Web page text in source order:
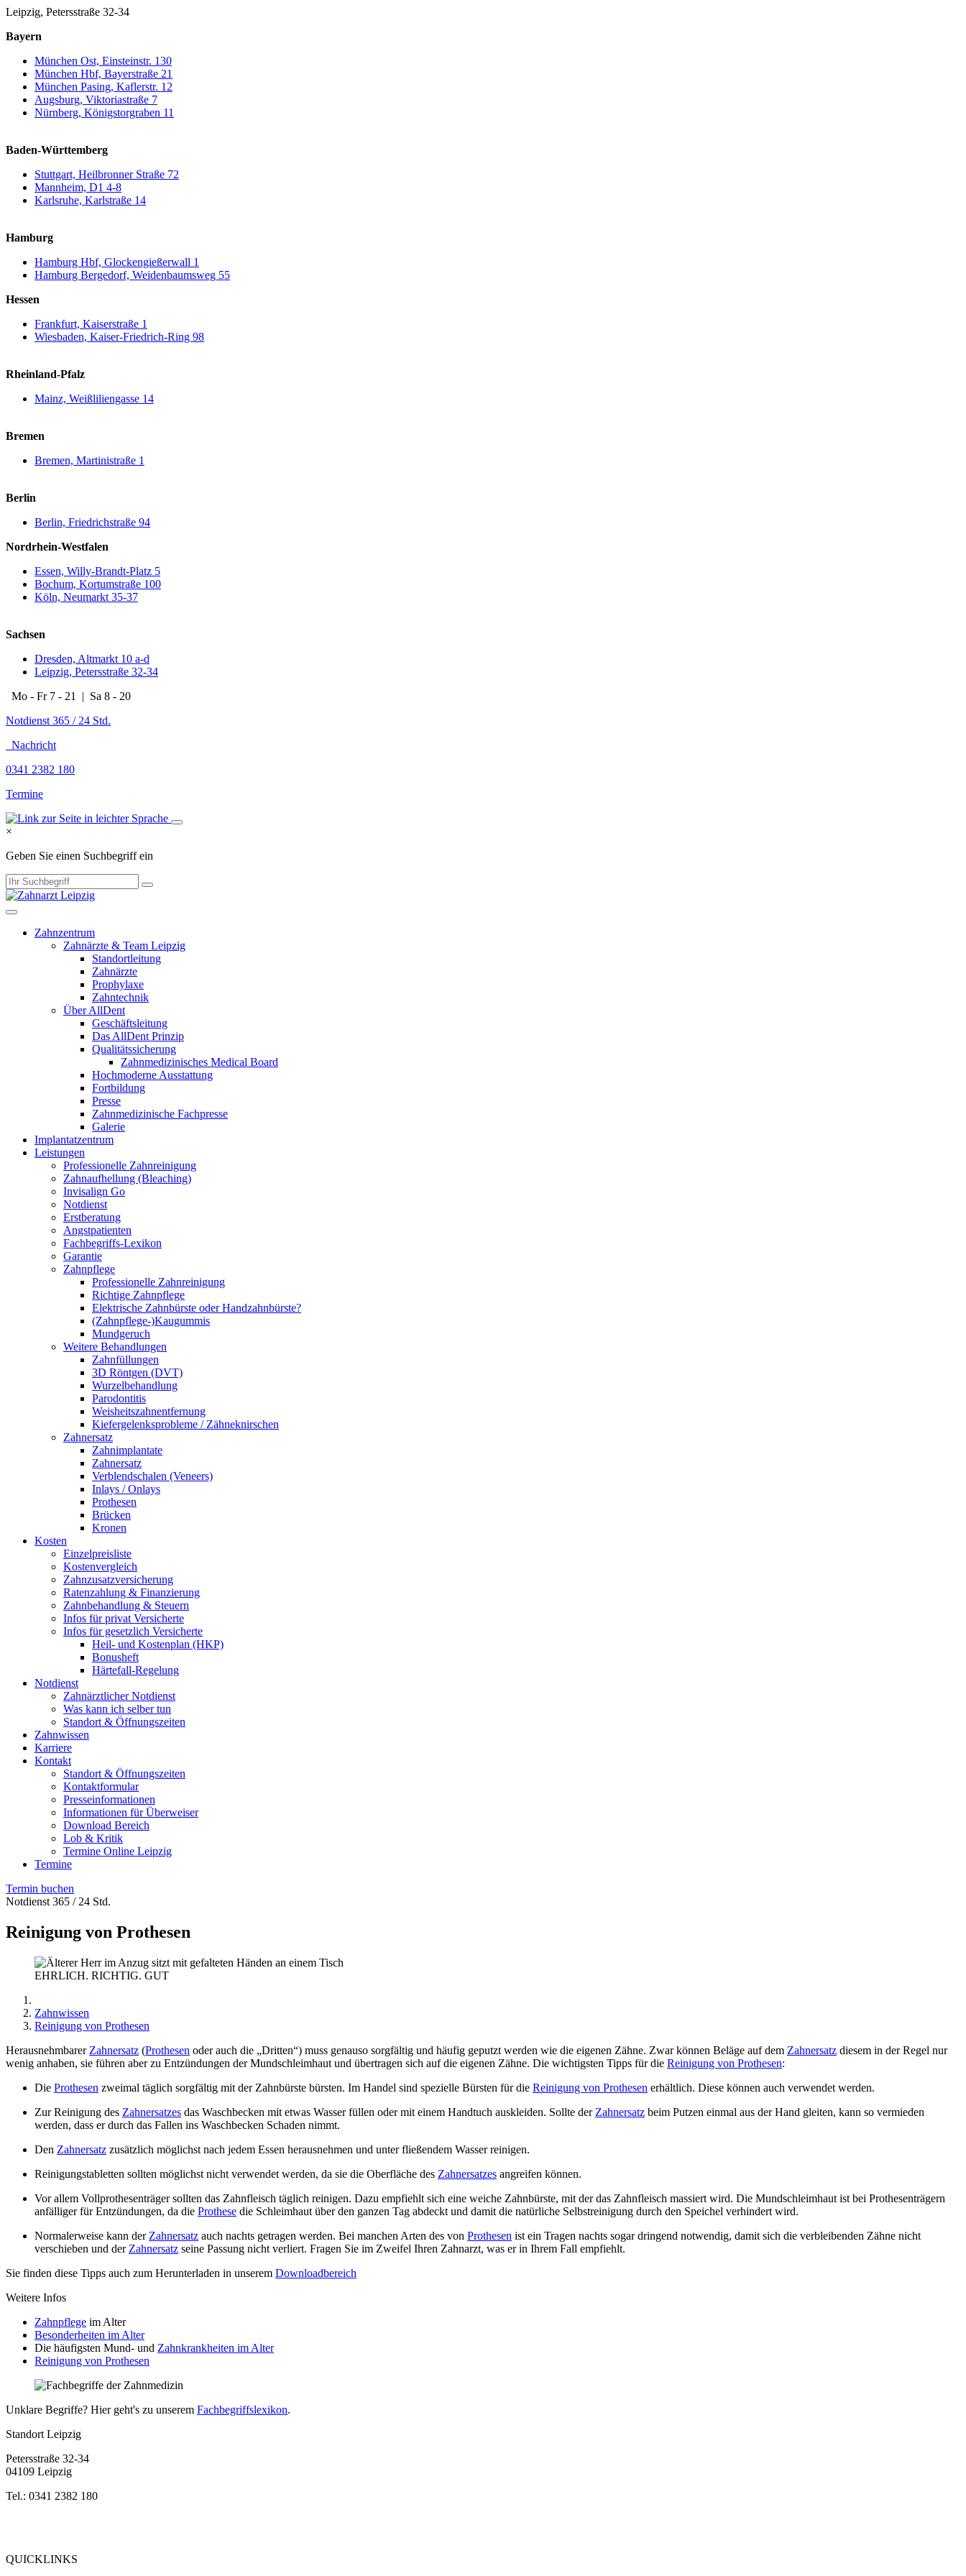
Leipzig, Petersstraße 32-34
Bayern
München Ost, Einsteinstr. 130
München Hbf, Bayerstraße 21
München Pasing, Kaflerstr. 12
Augsburg, Viktoriastraße 7
Nürnberg, Königstorgraben 11
Baden-Württemberg
Stuttgart, Heilbronner Straße 72
Mannheim, D1 4-8
Karlsruhe, Karlstraße 14
Hamburg
Hamburg Hbf, Glockengießerwall 1
Hamburg Bergedorf, Weidenbaumsweg 55
Hessen
Frankfurt, Kaiserstraße 1
Wiesbaden, Kaiser-Friedrich-Ring 98
Rheinland-Pfalz
Mainz, Weißliliengasse 14
Bremen
Bremen, Martinistraße 1
Berlin
Berlin, Friedrichstraße 94
Nordrhein-Westfalen
Essen, Willy-Brandt-Platz 5
Bochum, Kortumstraße 100
Köln, Neumarkt 35-37
Sachsen
Dresden, Altmarkt 10 a-d
Leipzig, Petersstraße 32-34
Mo - Fr 7 - 21 | Sa 8 - 20
Notdienst 365 / 24 Std.
Nachricht
0341 2382 180
Termine
×
Geben Sie einen Suchbegriff ein
Zahnzentrum
Zahnärzte & Team Leipzig
Standortleitung
Zahnärzte
Prophylaxe
Zahntechnik
Über AllDent
Geschäftsleitung
Das AllDent Prinzip
Qualitätssicherung
Zahnmedizinisches Medical Board
Hochmoderne Ausstattung
Fortbildung
Presse
Zahnmedizinische Fachpresse
Galerie
Implantatzentrum
Leistungen
Professionelle Zahnreinigung
Zahnaufhellung (Bleaching)
Invisalign Go
Notdienst
Erstberatung
Angstpatienten
Fachbegriffs-Lexikon
Garantie
Zahnpflege
Professionelle Zahnreinigung
Richtige Zahnpflege
Elektrische Zahnbürste oder Handzahnbürste?
(Zahnpflege-)Kaugummis
Mundgeruch
Weitere Behandlungen
Zahnfüllungen
3D Röntgen (DVT)
Wurzelbehandlung
Parodontitis
Weisheitszahnentfernung
Kiefergelenksprobleme / Zähneknirschen
Zahnersatz
Zahnimplantate
Zahnersatz
Verblendschalen (Veneers)
Inlays / Onlays
Prothesen
Brücken
Kronen
Kosten
Einzelpreisliste
Kostenvergleich
Zahnzusatzversicherung
Ratenzahlung & Finanzierung
Zahnbehandlung & Steuern
Infos für privat Versicherte
Infos für gesetzlich Versicherte
Heil- und Kostenplan (HKP)
Bonusheft
Härtefall-Regelung
Notdienst
Zahnärztlicher Notdienst
Was kann ich selber tun
Standort & Öffnungszeiten
Zahnwissen
Karriere
Kontakt
Standort & Öffnungszeiten
Kontaktformular
Presseinformationen
Informationen für Überweiser
Download Bereich
Lob & Kritik
Termine Online Leipzig
Termine
Termin buchen
Notdienst 365 / 24 Std.
Reinigung von Prothesen
EHRLICH. RICHTIG. GUT
Zahnwissen
Reinigung von Prothesen
Herausnehmbarer Zahnersatz (Prothesen oder auch die „Dritten“) muss genauso sorgfältig und häufig geputzt werden wie die eigenen Zähne. Zwar können Beläge auf dem Zahnersatz diesem in der Regel nur
wenig anhaben, sie führen aber zu Entzündungen der Mundschleimhaut und übertragen sich auf die eigenen Zähne. Die wichtigsten Tipps für die Reinigung von Prothesen:
Die Prothesen zweimal täglich sorgfältig mit der Zahnbürste bürsten. Im Handel sind spezielle Bürsten für die Reinigung von Prothesen erhältlich. Diese können auch verwendet werden.
Zur Reinigung des Zahnersatzes das Waschbecken mit etwas Wasser füllen oder mit einem Handtuch auskleiden. Sollte der Zahnersatz beim Putzen einmal aus der Hand gleiten, kann so vermieden
werden, dass er durch das Fallen ins Waschbecken Schaden nimmt.
Den Zahnersatz zusätzlich möglichst nach jedem Essen herausnehmen und unter fließendem Wasser reinigen.
Reinigungstabletten sollten möglichst nicht verwendet werden, da sie die Oberfläche des Zahnersatzes angreifen können.
Vor allem Vollprothesenträger sollten das Zahnfleisch täglich reinigen. Dazu empfiehlt sich eine weiche Zahnbürste, mit der das Zahnfleisch massiert wird. Die Mundschleimhaut ist bei Prothesenträgern
anfälliger für Entzündungen, da die Prothese die Schleimhaut über den ganzen Tag abdeckt und damit die natürliche Selbstreinigung durch den Speichel verhindert wird.
Normalerweise kann der Zahnersatz auch nachts getragen werden. Bei manchen Arten des von Prothesen ist ein Tragen nachts sogar dringend notwendig, damit sich die verbleibenden Zähne nicht
verschieben und der Zahnersatz seine Passung nicht verliert. Fragen Sie im Zweifel Ihren Zahnarzt, was er in Ihrem Fall empfiehlt.
Sie finden diese Tipps auch zum Herunterladen in unserem Downloadbereich
Weitere Infos
Zahnpflege im Alter
Besonderheiten im Alter
Die häufigsten Mund- und Zahnkrankheiten im Alter
Reinigung von Prothesen
Unklare Begriffe? Hier geht's zu unserem Fachbegriffslexikon.
Standort Leipzig
Petersstraße 32-34
04109 Leipzig
Tel.: 0341 2382 180
QUICKLINKS